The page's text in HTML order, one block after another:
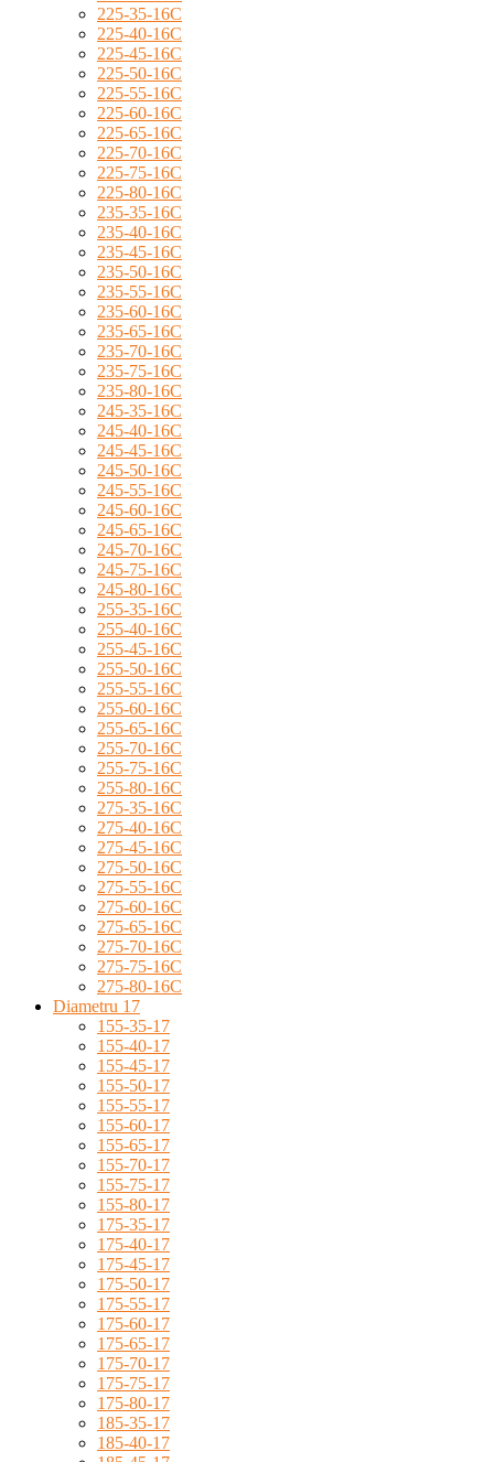
225-35-16C
225-40-16C
225-45-16C
225-50-16C
225-55-16C
225-60-16C
225-65-16C
225-70-16C
225-75-16C
225-80-16C
235-35-16C
235-40-16C
235-45-16C
235-50-16C
235-55-16C
235-60-16C
235-65-16C
235-70-16C
235-75-16C
235-80-16C
245-35-16C
245-40-16C
245-45-16C
245-50-16C
245-55-16C
245-60-16C
245-65-16C
245-70-16C
245-75-16C
245-80-16C
255-35-16C
255-40-16C
255-45-16C
255-50-16C
255-55-16C
255-60-16C
255-65-16C
255-70-16C
255-75-16C
255-80-16C
275-35-16C
275-40-16C
275-45-16C
275-50-16C
275-55-16C
275-60-16C
275-65-16C
275-70-16C
275-75-16C
275-80-16C
Diametru 17
155-35-17
155-40-17
155-45-17
155-50-17
155-55-17
155-60-17
155-65-17
155-70-17
155-75-17
155-80-17
175-35-17
175-40-17
175-45-17
175-50-17
175-55-17
175-60-17
175-65-17
175-70-17
175-75-17
175-80-17
185-35-17
185-40-17